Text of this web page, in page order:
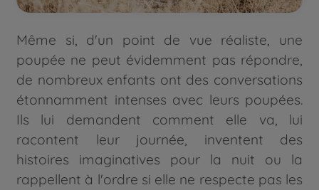
Même si, d'un point de vue réaliste, une
poupée ne peut évidemment pas répondre,
de nombreux enfants ont des conversations
étonnamment intenses avec leurs poupées.
Ils lui demandent comment elle va, lui
racontent leur journée, inventent des
histoires imaginatives pour la nuit ou la
rappellent à l'ordre si elle ne respecte pas les